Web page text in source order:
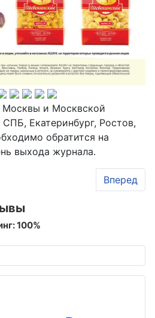
Москвы и Москвской
Екатеринбург, Ростов,
обратится на
выхода журнала.
Ашан с 15 декабря 2022 года
Вперед
100%